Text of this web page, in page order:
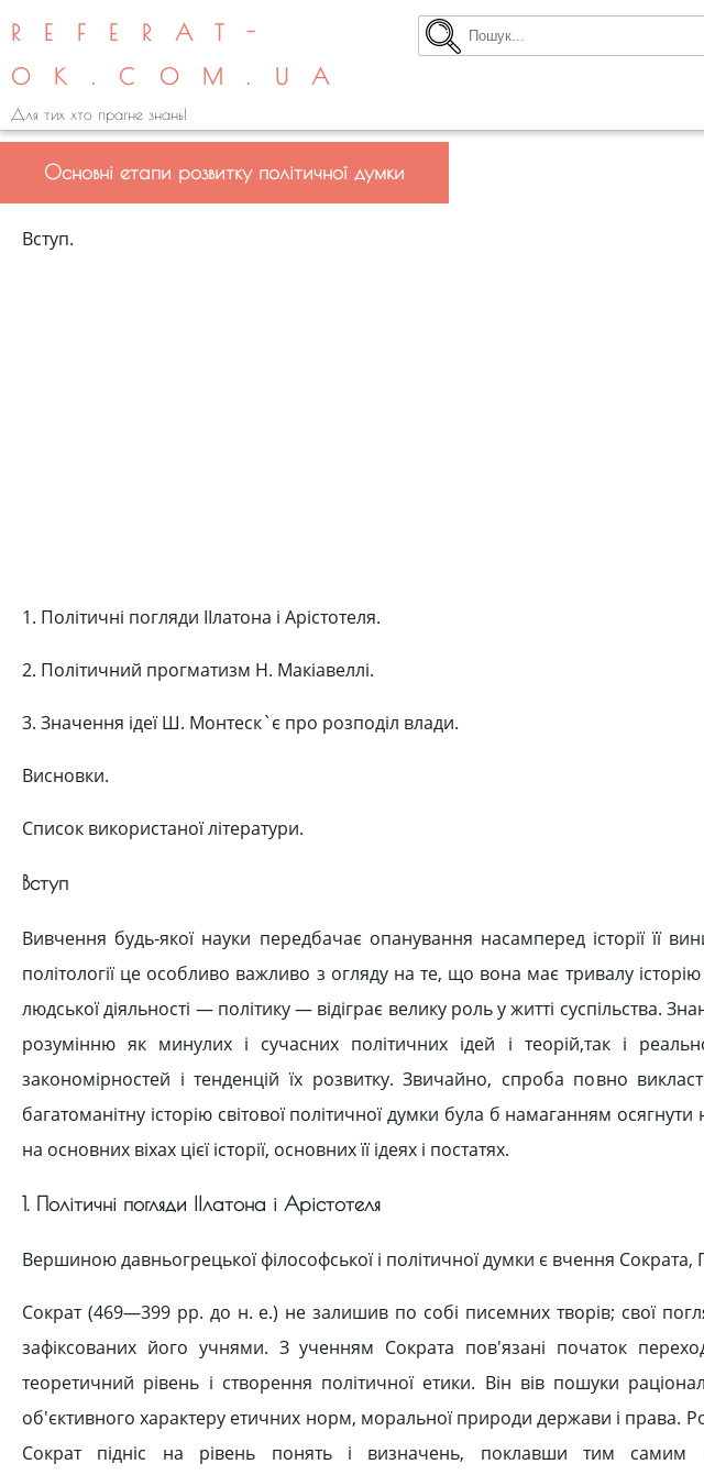
REFERAT-
OK.COM.UA
Для тих хто прагне знань!
Основні етапи розвитку політичної думки
Вступ.
1. Політичні погляди ІІлатона і Арістотеля.
2. Політичний прогматизм Н. Макіавеллі.
3. Значення ідеї Ш. Монтеск`є про розподіл влади.
Висновки.
Список використаної літератури.
Вступ
Вивчення будь-якої науки передбачає опанування насамперед історії її
політології це особливо важливо з огляду на те, що вона має тривалу
людської діяльності — політику — відіграє велику роль у житті суспільства.
розумінню як минулих і сучасних політичних ідей і теорій,так і
закономірностей і тенденцій їх розвитку. Звичайно, спроба повно
багатоманітну історію світової політичної думки була б намаганням
на основних віхах цієї історії, основних її ідеях і постатях.
1. Політичні погляди ІІлатона і Арістотеля
Вершиною давньогрецької філософської і політичної думки є вчення Сократа,
Сократ (469—399 рр. до н. е.) не залишив по собі писемних творів; свої
зафіксованих його учнями. З ученням Сократа пов'язані початок
теоретичний рівень і створення політичної етики. Він вів пошуки
об'єктивного характеру етичних норм, моральної природи держави і права.
Сократ підніс на рівень понять і визначень, поклавши тим самим